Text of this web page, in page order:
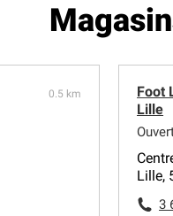
0.5 km
Foot
Lille
Lille,
3